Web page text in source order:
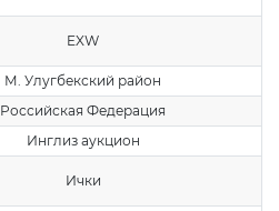
EXW
М. Улугбекский район
Российская Федерация
Инглиз аукцион
Ички